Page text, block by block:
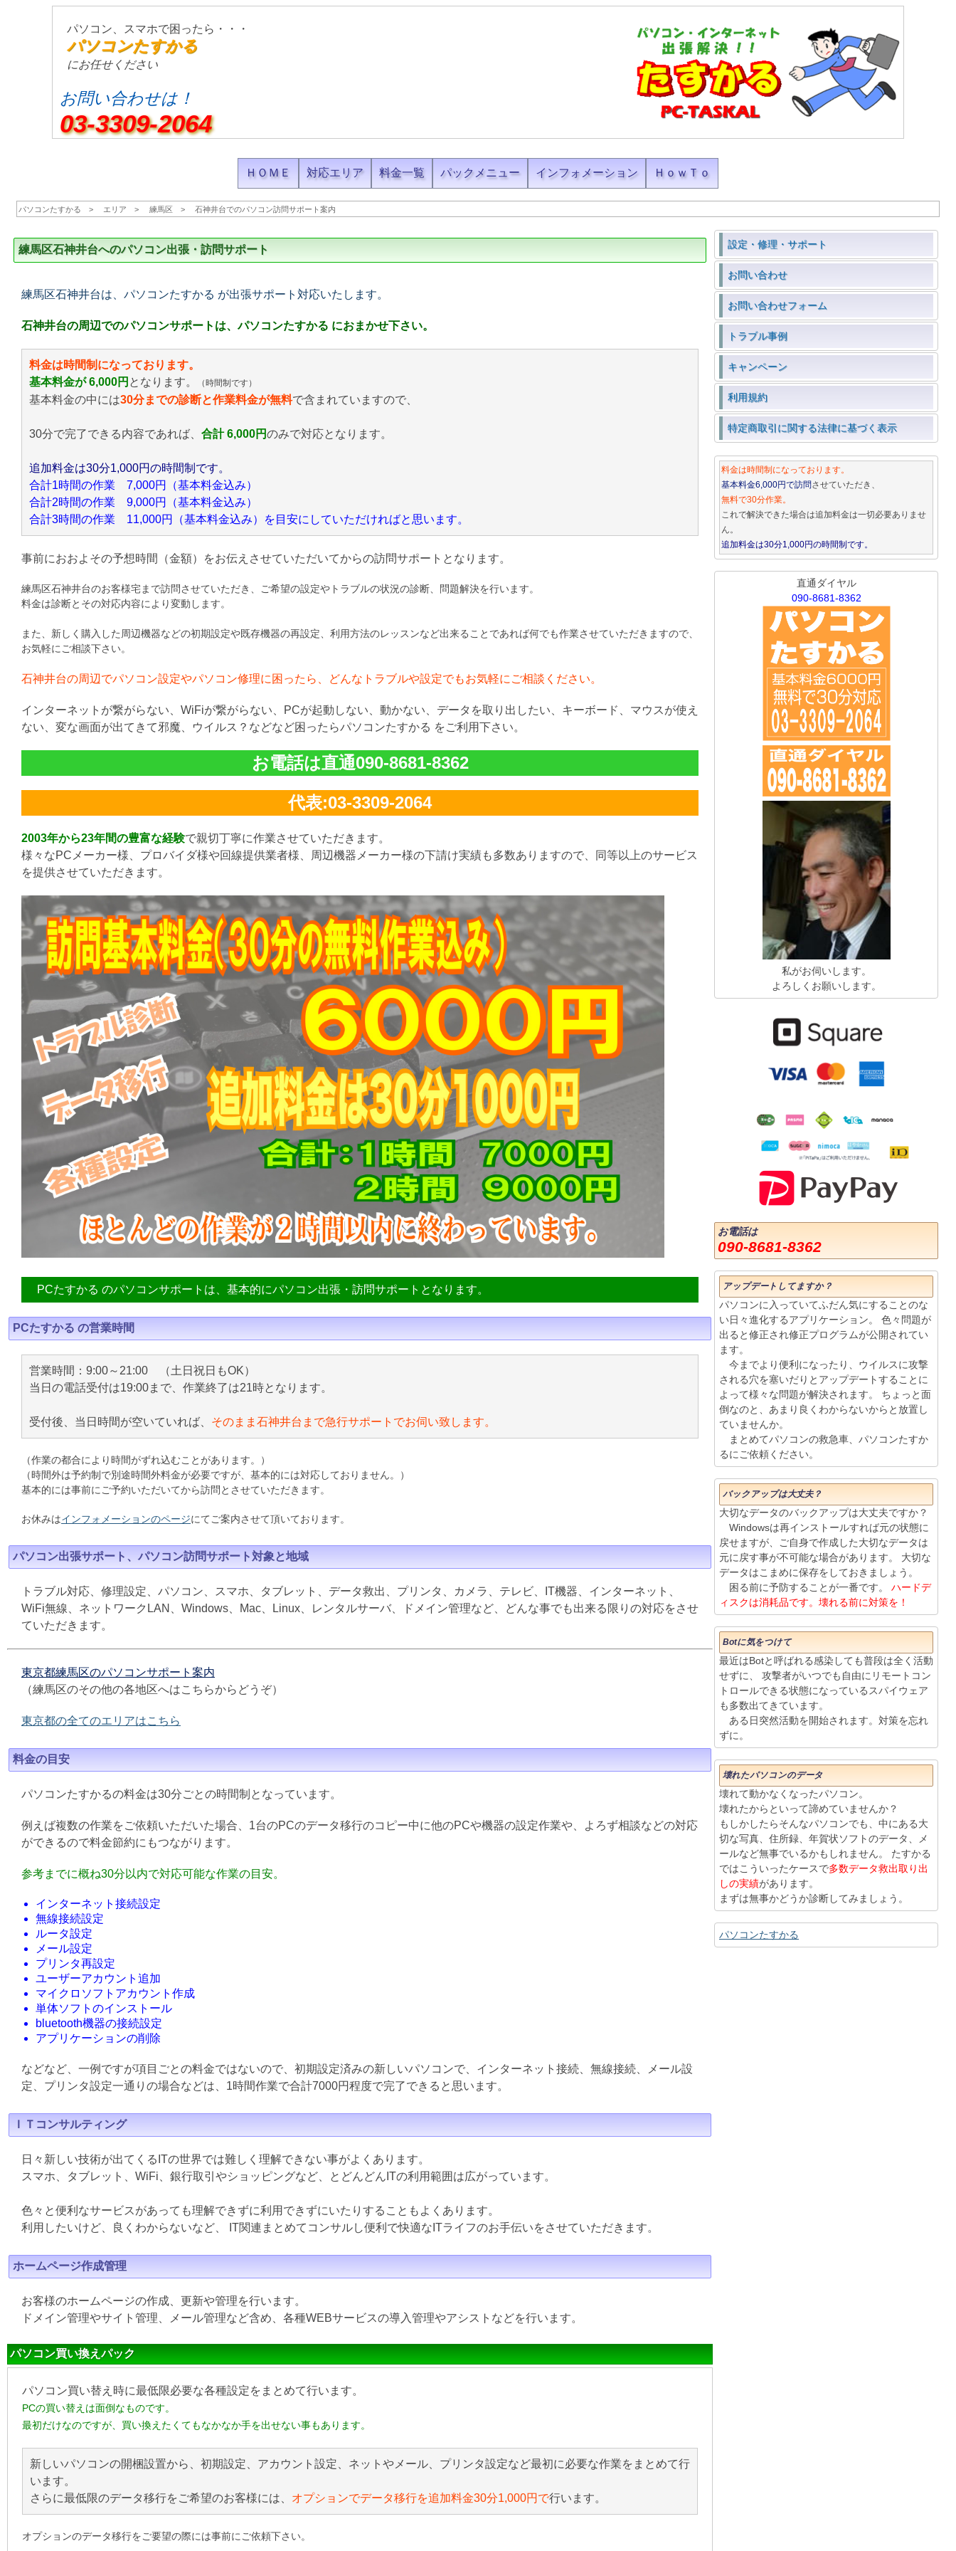
パソコン、スマホで困ったら・・・
パソコンたすかる
にお任せください
お問い合わせは！
03-3309-2064
ＨＯＭＥ 対応エリア 料金一覧 パックメニュー インフォメーション ＨｏｗＴｏ
パソコンたすかる エリア 練馬区 石神井台でのパソコン訪問サポート案内
練馬区石神井台へのパソコン出張・訪問サポート
練馬区石神井台は、パソコンたすかる が出張サポート対応いたします。
石神井台の周辺でのパソコンサポートは、パソコンたすかる におまかせ下さい。
料金は時間制になっております。
基本料金が 6,000円 となります。 （時間制です）
基本料金の中には30分までの診断と作業料金が無料で含まれていますので、
30分で完了できる内容であれば、 合計 6,000円のみで対応となります。
追加料金は30分1,000円の時間制です。
合計1時間の作業 7,000円（基本料金込み）
合計2時間の作業 9,000円（基本料金込み）
合計3時間の作業 11,000円（基本料金込み）を目安にしていただければと思います。
事前におおよその予想時間（金額）をお伝えさせていただいてからの訪問サポートとなります。
練馬区石神井台のお客様宅まで訪問させていただき、ご希望の設定やトラブルの状況の診断、問題解決を行います。
料金は診断とその対応内容により変動します。
また、新しく購入した周辺機器などの初期設定や既存機器の再設定、利用方法のレッスンなど出来ることであれば何でも作業させていただきますので、
お気軽にご相談下さい。
石神井台の周辺でパソコン設定やパソコン修理に困ったら、どんなトラブルや設定でもお気軽にご相談ください。
インターネットが繋がらない、WiFiが繋がらない、PCが起動しない、動かない、データを取り出したい、キーボード、マウスが使え
ない、変な画面が出てきて邪魔、ウイルス？などなど困ったらパソコンたすかる をご利用下さい。
お電話は直通090-8681-8362
代表:03-3309-2064
2003年から23年間の豊富な経験で親切丁寧に作業させていただきます。
様々なPCメーカー様、プロバイダ様や回線提供業者様、周辺機器メーカー様の下請け実績も多数ありますので、同等以上のサービス
を提供させていただきます。
PCたすかる のパソコンサポートは、基本的にパソコン出張・訪問サポートとなります。
PCたすかる の営業時間
営業時間：9:00～21:00 （土日祝日もOK）
当日の電話受付は19:00まで、作業終了は21時となります。
受付後、当日時間が空いていれば、 そのまま石神井台まで急行サポートでお伺い致します。
（作業の都合により時間がずれ込むことがあります。）
（時間外は予約制で別途時間外料金が必要ですが、基本的には対応しておりません。）
基本的には事前にご予約いただいてから訪問とさせていただきます。
お休みはインフォメーションのページにてご案内させて頂いております。
パソコン出張サポート、パソコン訪問サポート対象と地域
トラブル対応、修理設定、パソコン、スマホ、タブレット、データ救出、プリンタ、カメラ、テレビ、IT機器、インターネット、
WiFi無線、ネットワークLAN、Windows、Mac、Linux、レンタルサーバ、ドメイン管理など、どんな事でも出来る限りの対応をさせ
ていただきます。
東京都練馬区のパソコンサポート案内
（練馬区のその他の各地区へはこちらからどうぞ）
東京都の全てのエリアはこちら
料金の目安
パソコンたすかるの料金は30分ごとの時間制となっています。
例えば複数の作業をご依頼いただいた場合、1台のPCのデータ移行のコピー中に他のPCや機器の設定作業や、よろず相談などの対応
ができるので料金節約にもつながります。
参考までに概ね30分以内で対応可能な作業の目安。
インターネット接続設定
無線接続設定
ルータ設定
メール設定
プリンタ再設定
ユーザーアカウント追加
マイクロソフトアカウント作成
単体ソフトのインストール
bluetooth機器の接続設定
アプリケーションの削除
などなど、一例ですが項目ごとの料金ではないので、初期設定済みの新しいパソコンで、インターネット接続、無線接続、メール設
定、プリンタ設定一通りの場合などは、1時間作業で合計7000円程度で完了できると思います。
ＩＴコンサルティング
日々新しい技術が出てくるITの世界では難しく理解できない事がよくあります。
スマホ、タブレット、WiFi、銀行取引やショッピングなど、とどんどんITの利用範囲は広がっています。
色々と便利なサービスがあっても理解できずに利用できずにいたりすることもよくあります。
利用したいけど、良くわからないなど、 IT関連まとめてコンサルし便利で快適なITライフのお手伝いをさせていただきます。
ホームページ作成管理
お客様のホームページの作成、更新や管理を行います。
ドメイン管理やサイト管理、メール管理など含め、各種WEBサービスの導入管理やアシストなどを行います。
パソコン買い換えパック
パソコン買い替え時に最低限必要な各種設定をまとめて行います。
PCの買い替えは面倒なものです。
最初だけなのですが、買い換えたくてもなかなか手を出せない事もあります。
新しいパソコンの開梱設置から、初期設定、アカウント設定、ネットやメール、プリンタ設定など最初に必要な作業をまとめて行
います。
さらに最低限のデータ移行をご希望のお客様には、 オプションでデータ移行を追加料金30分1,000円で行います。
オプションのデータ移行をご要望の際には事前にご依頼下さい。
設定・修理・サポート
お問い合わせ
お問い合わせフォーム
トラブル事例
キャンペーン
利用規約
特定商取引に関する法律に基づく表示
料金は時間制になっております。
基本料金6,000円で訪問させていただき、
無料で30分作業。
これで解決できた場合は追加料金は一切必要ありませ
ん。
追加料金は30分1,000円の時間制です。
直通ダイヤル
090-8681-8362
私がお伺いします。
よろしくお願いします。
お電話は
090-8681-8362
アップデートしてますか？
パソコンに入っていてふだん気にすることのな
い日々進化するアプリケーション。 色々問題が
出ると修正され修正プログラムが公開されてい
ます。
今までより便利になったり、ウイルスに攻撃
される穴を塞いだりとアップデートすることに
よって様々な問題が解決されます。 ちょっと面
倒なのと、あまり良くわからないからと放置し
ていませんか。
まとめてパソコンの救急車、パソコンたすか
るにご依頼ください。
バックアップは大丈夫？
大切なデータのバックアップは大丈夫ですか？
Windowsは再インストールすれば元の状態に
戻せますが、ご自身で作成した大切なデータは
元に戻す事が不可能な場合があります。 大切な
データはこまめに保存をしておきましょう。
困る前に予防することが一番です。 ハードデ
ィスクは消耗品です。壊れる前に対策を！
Botに気をつけて
最近はBotと呼ばれる感染しても普段は全く活動
せずに、 攻撃者がいつでも自由にリモートコン
トロールできる状態になっているスパイウェア
も多数出てきています。
ある日突然活動を開始されます。対策を忘れ
ずに。
壊れたパソコンのデータ
壊れて動かなくなったパソコン。
壊れたからといって諦めていませんか？
もしかしたらそんなパソコンでも、中にある大
切な写真、住所録、年賀状ソフトのデータ、メ
ールなど無事でいるかもしれません。 たすかる
ではこういったケースで多数データ救出取り出
しの実績があります。
まずは無事かどうか診断してみましょう。
パソコンたすかる